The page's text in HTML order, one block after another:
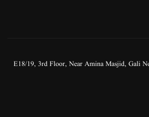
E18/19, 3rd Floor, Near Amina Masjid, Gali